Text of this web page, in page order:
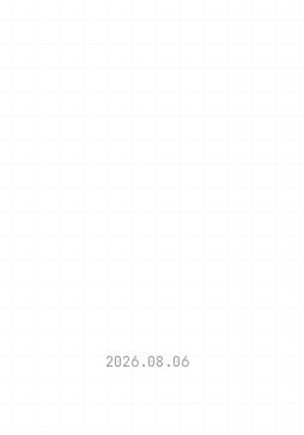
2026.08.06